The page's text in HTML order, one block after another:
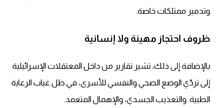
وتدمير ممتلكات خاصة.
ظروف احتجاز مهينة ولا إنسانية
بالإضافة إلى ذلك، تشير تقارير من داخل المعتقلات الإسرائيلية
إلى تردّي الوضع الصحي والنفسي للأسرى، في ظل غياب الرعاية
الطبية. والتعذيب الجسدي، والإهمال المتعمد.